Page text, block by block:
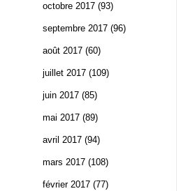
octobre 2017 (93)
septembre 2017 (96)
août 2017 (60)
juillet 2017 (109)
juin 2017 (85)
mai 2017 (89)
avril 2017 (94)
mars 2017 (108)
février 2017 (77)